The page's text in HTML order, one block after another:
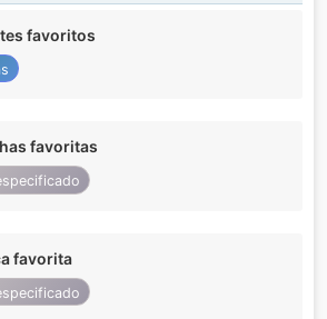
favoritos
favoritas
favorita